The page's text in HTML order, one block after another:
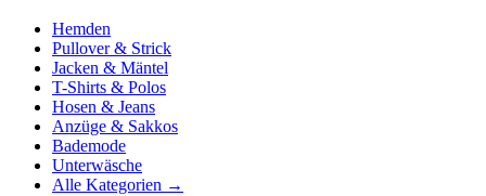
Hemden
Pullover & Strick
Jacken & Mäntel
T-Shirts & Polos
Hosen & Jeans
Anzüge & Sakkos
Bademode
Unterwäsche
Alle Kategorien →